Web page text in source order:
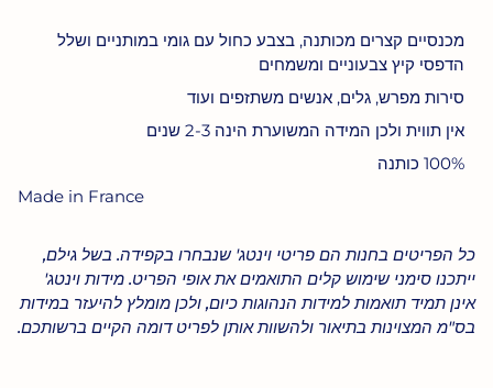
מכנסיים קצרים מכותנה, בצבע כחול עם גומי במותניים ושלל
הדפסי קיץ צבעוניים ומשמחים
סירות מפרש, גלים, אנשים משתזפים ועוד
אין תווית ולכן המידה המשוערת הינה 2-3 שנים
100% כותנה
Made in France
כל הפריטים בחנות הם פריטי וינטג' שנבחרו בקפידה. בשל גילם,
ייתכנו סימני שימוש קלים התואמים את אופי הפריט. מידות וינטג'
אינן תמיד תואמות למידות הנהוגות כיום, ולכן מומלץ להיעזר במידות
בס"מ המצוינות בתיאור ולהשוות אותן לפריט דומה הקיים ברשותכם.